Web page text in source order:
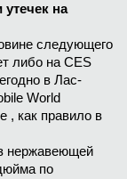
на
следующего
либо на CES
в Лас-
World
, как правило в
нержавеющей
по